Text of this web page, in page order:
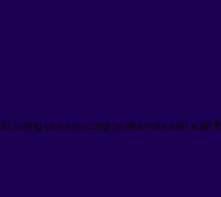
lượng cho các công ty, nhà mày sản xuất